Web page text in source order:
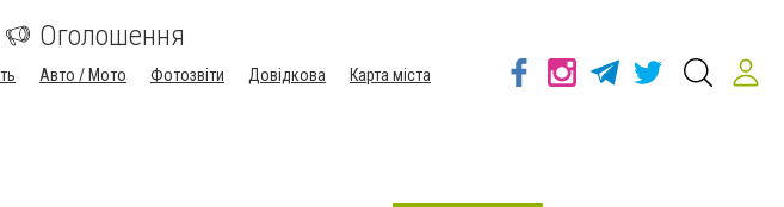
Оголошення
Авто / Мото Фотозвіти Довідкова
Карта міста